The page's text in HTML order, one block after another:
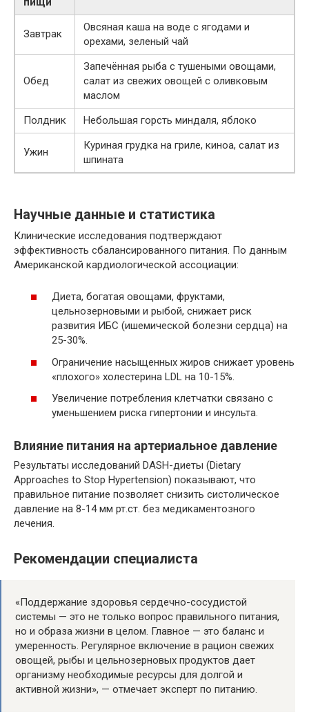
Завтрак
Овсяная каша на воде с ягодами и
орехами, зеленый чай
Обед
Запечённая рыба с тушеными овощами,
салат из свежих овощей с оливковым
маслом
Полдник
Небольшая горсть миндаля, яблоко
Ужин
Куриная грудка на гриле, киноа, салат из
шпината
Научные данные и статистика
Клинические исследования подтверждают
эффективность сбалансированного питания. По данным
Американской кардиологической ассоциации:
Диета, богатая овощами, фруктами,
цельнозерновыми и рыбой, снижает риск
развития ИБС (ишемической болезни сердца) на
25-30%.
Ограничение насыщенных жиров снижает уровень
«плохого» холестерина LDL на 10-15%.
Увеличение потребления клетчатки связано с
уменьшением риска гипертонии и инсульта.
Влияние питания на артериальное давление
Результаты исследований DASH-диеты (Dietary
Approaches to Stop Hypertension) показывают, что
правильное питание позволяет снизить систолическое
давление на 8-14 мм рт.ст. без медикаментозного
лечения.
Рекомендации специалиста
«Поддержание здоровья сердечно-сосудистой
системы — это не только вопрос правильного питания,
но и образа жизни в целом. Главное — это баланс и
умеренность. Регулярное включение в рацион свежих
овощей, рыбы и цельнозерновых продуктов дает
организму необходимые ресурсы для долгой и
активной жизни», — отмечает эксперт по питанию.